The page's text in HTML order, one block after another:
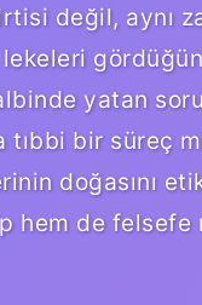
değil, aynı
yatan
bir süreç
doğasını
de felsefe